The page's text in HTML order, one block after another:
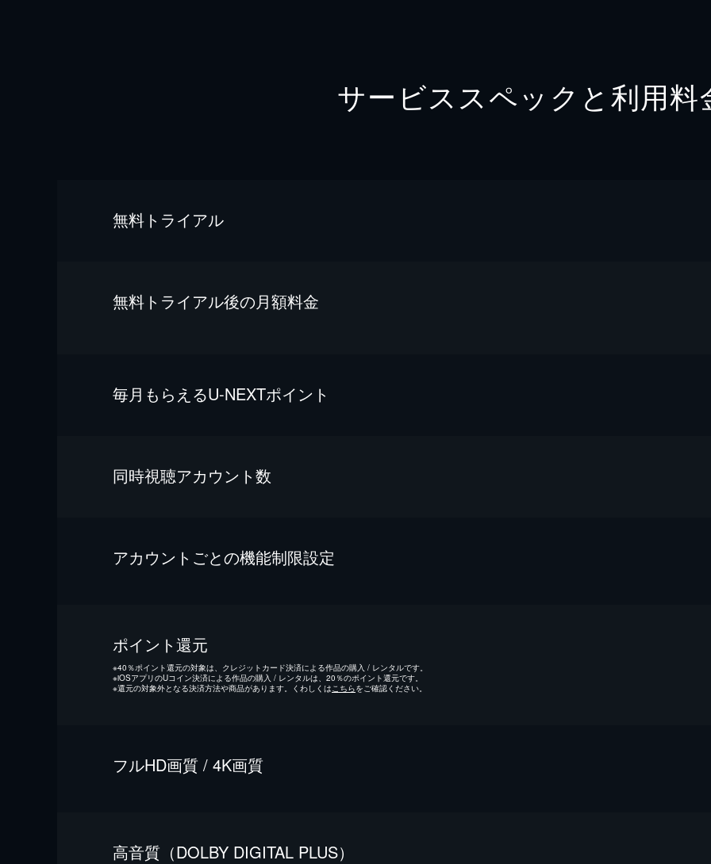
サービススペックと利用料
無料トライアル
無料トライアル後の⽉額料金
毎⽉もらえるU-NEXTポイント
同時視聴アカウント数
アカウントごとの機能制限設定
ポイント還元
※40％ポイント還元の対象は、クレジットカード決済による作品の購入 / レンタルです。
※iOSアプリのUコイン決済による作品の購入 / レンタルは、20％のポイント還元です。
※還元の対象外となる決済方法や商品があります。くわしくは こちらをご確認ください。
フルHD画質 / 4K画質
⾼⾳質（DOLBY DIGITAL PLUS）